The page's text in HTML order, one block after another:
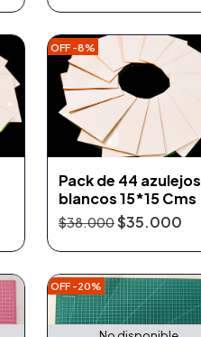
OFF -8%
Pack de 44 azulejos
blancos 15*15 Cms
$38.000$35.000
OFF -20%